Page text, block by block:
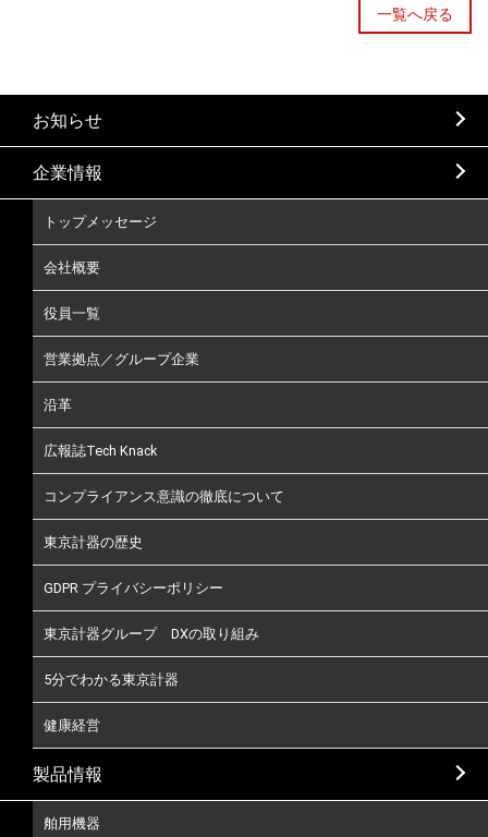
一覧へ戻る
お知らせ
企業情報
トップメッセージ
会社概要
役員一覧
営業拠点／グループ企業
沿革
広報誌Tech Knack
コンプライアンス意識の徹底について
東京計器の歴史
GDPR プライバシーポリシー
東京計器グループ DXの取り組み
5分でわかる東京計器
健康経営
製品情報
舶用機器